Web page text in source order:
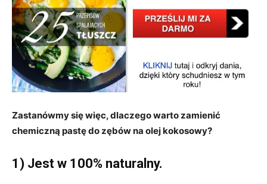
Zastanówmy się więc, dlaczego warto zamienić
chemiczną pastę do zębów na olej kokosowy?
1) Jest w 100% naturalny.